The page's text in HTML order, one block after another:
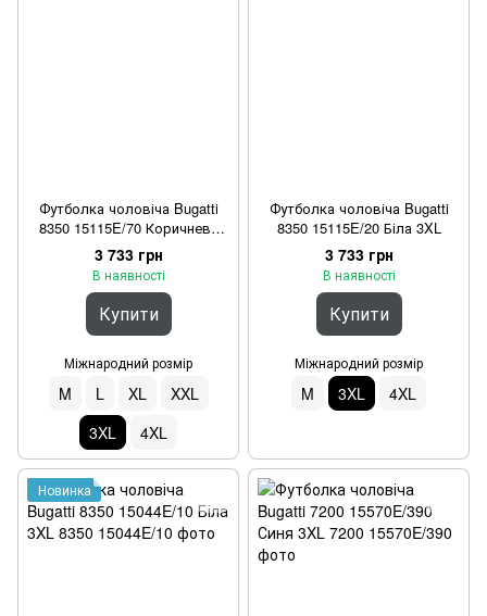
Футболка чоловіча Bugatti
8350 15115E/70 Коричнева
3XL
3 733 грн
В наявності
Купити
Міжнародний розмір
M L XL
XXL
3XL
4XL
Футболка чоловіча Bugatti
8350 15115E/20 Біла 3XL
3 733 грн
В наявності
Купити
Міжнародний розмір
M 3XL 4XL
Новинка